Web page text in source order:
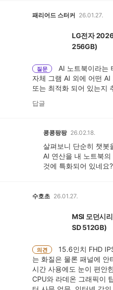
패리어드 스터커 26.01.27.
LG전자
256GB)
질문
AI 노트북이라는
자체 그램 AI 외에 어떤
또는 최적화 되어 있는지
답글
콩콩팡팡 26.02.18.
살펴보니 단순히 챗봇
AI 연산을 내 노트북
것에 특화되어 있네요
수호초 26.01.27.
MSI 모던시
SD 512GB)
의견
15.6인치 FHD
는 화질은 물론 패널에 안
시간 사용에도 눈이 편안
CPU와 라데온 그래픽이